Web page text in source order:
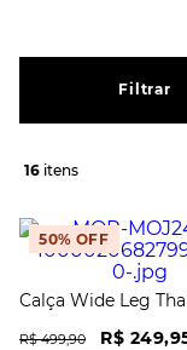
Filtrar
16
50% OFF
Calça Wide Leg
R$ 499,90 R$ 249,